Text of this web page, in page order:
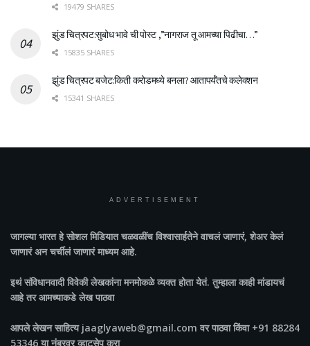
19479 SHARES
झुंड चित्रपट:सुबोध भावे ची पोस्ट ,”नागराज तू आमच्या पिढीचा…”
15835 SHARES
झुंड चित्रपट बजेट:किती करोडमध्ये बनला? आतापर्यँतचे कलेक्शन
15341 SHARES
ADVERTISEMENT
जागल्या भारतहे सोशल मिडियात चळवळींच विश्वासार्हतेने वाचलं जाणारं, शेअर केलं
जाणारं अन चर्चीलं जाणारं माध्यम आहे.
इथं संविधानवादी विवेकी लेखकांना मनमोकळे व्यक्त होता येतं. तुम्हाला काही मांडायचं
आहे तर आमच्याकडे लेख पाठवा
आपले लेखन साहित्य jaaglyaweb@gmail.com वर पाठवा किंवा +91 88284
53346 या नंबरवर व्हाटसेप करा